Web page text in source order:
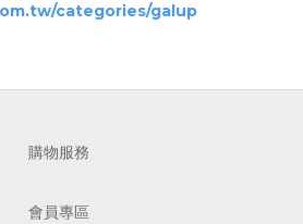
categories/galup
購物服務
會員專區